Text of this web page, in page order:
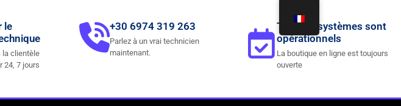
le
la clientèle
24, 7 jours
+30 6974 319 263
Parlez à un vrai technicien
maintenant.
Tous les systèmes sont
opérationnels
La boutique en ligne est toujours
ouverte